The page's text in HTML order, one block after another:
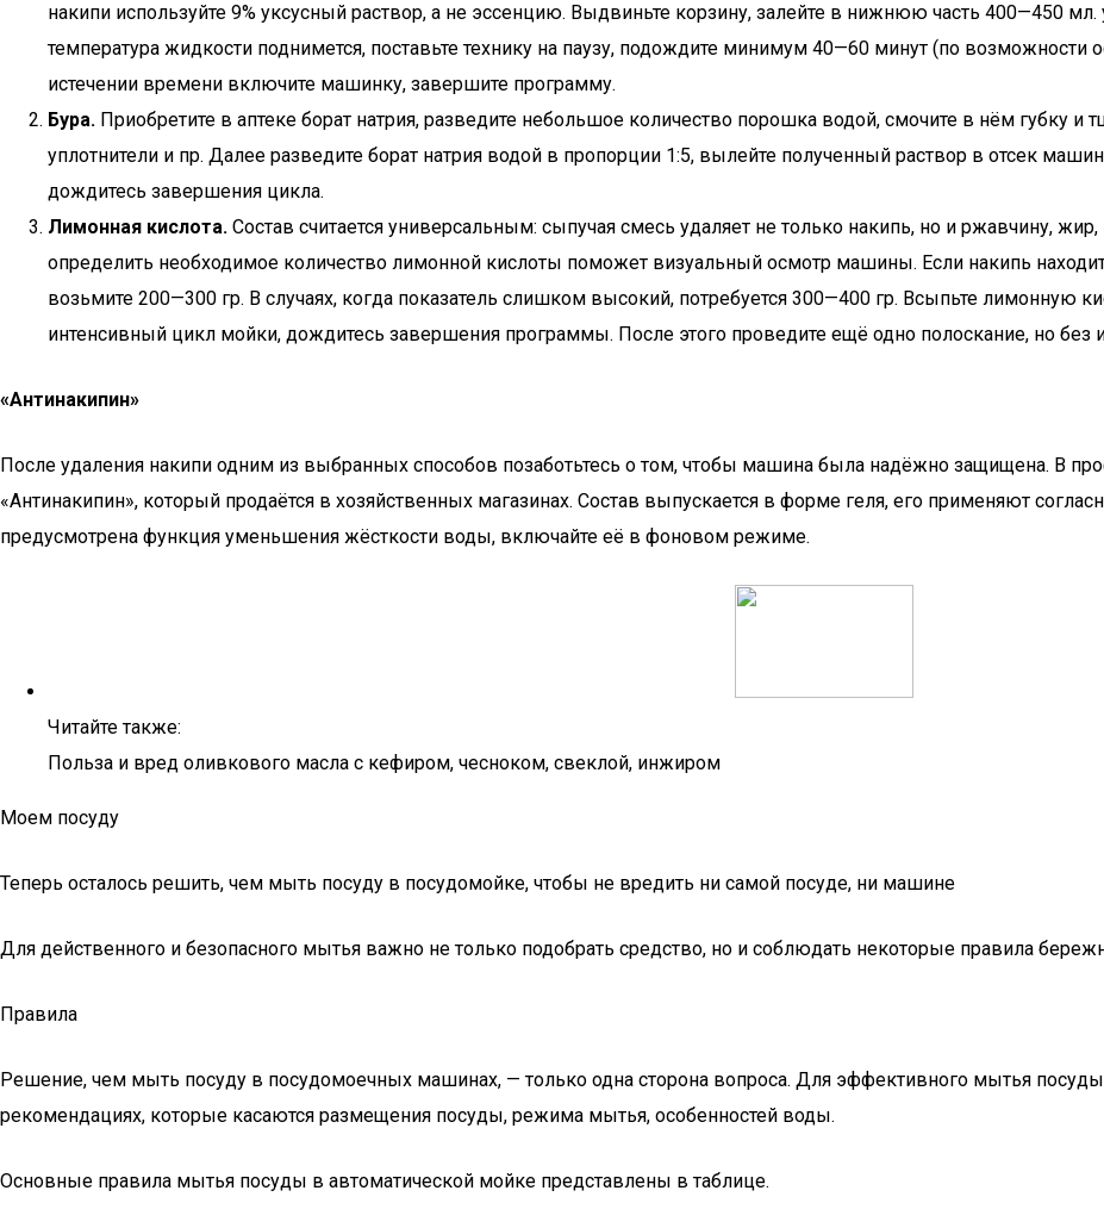
накипи используйте 9% уксусный раствор, а не эссенцию. Выдвиньте корзину, залейте в нижнюю часть 400—450 мл.
температура жидкости поднимется, поставьте технику на паузу, подождите минимум 40—60 минут (по возможности
истечении времени включите машинку, завершите программу.
Бура. Приобретите в аптеке борат натрия, разведите небольшое количество порошка водой, смочите в нём губку и
уплотнители и пр. Далее разведите борат натрия водой в пропорции 1:5, вылейте полученный раствор в отсек
дождитесь завершения цикла.
Лимонная кислота. Состав считается универсальным: сыпучая смесь удаляет не только накипь, но и ржавчину,
определить необходимое количество лимонной кислоты поможет визуальный осмотр машины. Если накипь
возьмите 200—300 гр. В случаях, когда показатель слишком высокий, потребуется 300—400 гр. Всыпьте лимонную
интенсивный цикл мойки, дождитесь завершения программы. После этого проведите ещё одно полоскание, но без
«Антинакипин»
После удаления накипи одним из выбранных способов позаботьтесь о том, чтобы машина была надёжно защищена. В
«Антинакипин», который продаётся в хозяйственных магазинах. Состав выпускается в форме геля, его применяют
предусмотрена функция уменьшения жёсткости воды, включайте её в фоновом режиме.
Читайте также:
Польза и вред оливкового масла с кефиром, чесноком, свеклой, инжиром
Моем посуду
Теперь осталось решить, чем мыть посуду в посудомойке, чтобы не вредить ни самой посуде, ни машине
Для действенного и безопасного мытья важно не только подобрать средство, но и соблюдать некоторые правила
Правила
Решение, чем мыть посуду в посудомоечных машинах, — только одна сторона вопроса. Для эффективного мытья
рекомендациях, которые касаются размещения посуды, режима мытья, особенностей воды.
Основные правила мытья посуды в автоматической мойке представлены в таблице.